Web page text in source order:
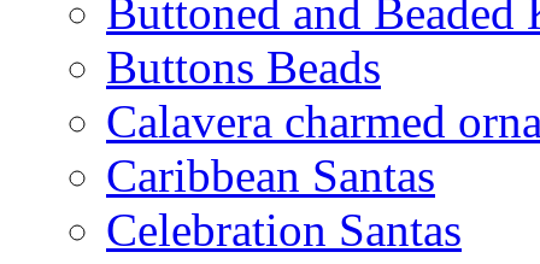
Buttoned and Beaded
Buttons Beads
Calavera charmed
Caribbean Santas
Celebration Santas